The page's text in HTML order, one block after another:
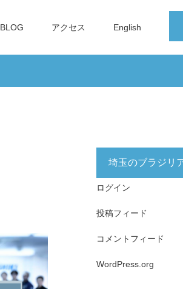
BLOG アクセス English
埼玉のブラジリ
イフォース志木
ログイン
投稿フィード
コメントフィード
WordPress.org